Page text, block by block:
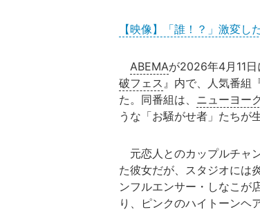
【映像】「誰！？」激変し
ABEMAが2026年4月11
破フェス 』内で、人気番組
た。同番組は、 ニューヨーク
うな「お騒がせ者」たちが
元恋人とのカップルチャ
た彼女だが、スタジオには
ンフルエンサー・しなこが
り、ピンクのハイトーンヘ